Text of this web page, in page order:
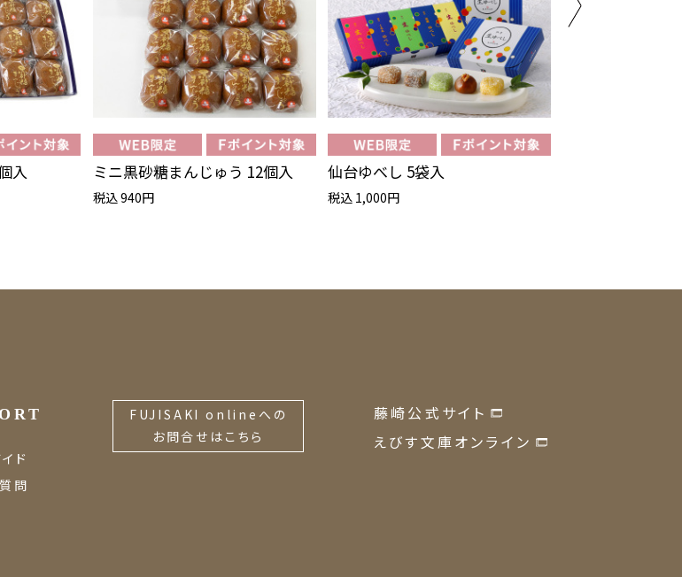
入 ミニ黒砂糖まんじゅう 12個入
税込 940円
仙台ゆべし 5袋入
税込 1,000円
ド
問
FUJISAKI onlineへの
お問合せはこちら
藤崎公式サイト
えびす文庫オンライン